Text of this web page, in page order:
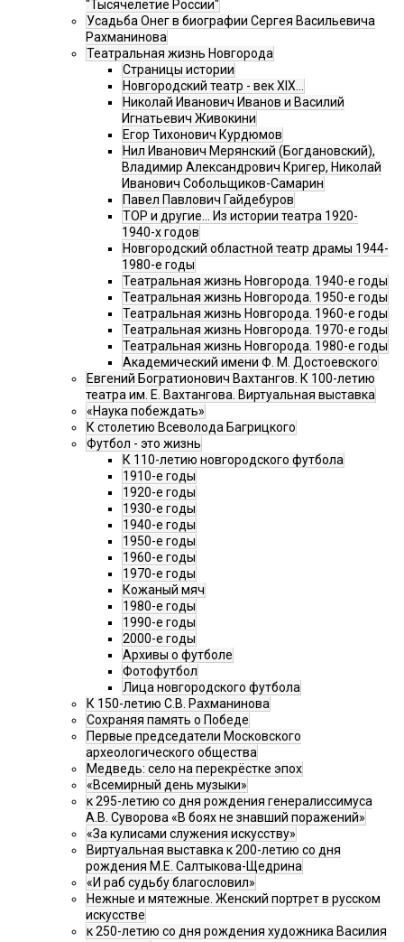
"Тысячелетие России"
Усадьба Онег в биографии Сергея Васильевича
Рахманинова
Театральная жизнь Новгорода
Страницы истории
Новгородский театр - век XIX…
Николай Иванович Иванов и Василий
Игнатьевич Живокини
Егор Тихонович Курдюмов
Нил Иванович Мерянский (Богдановский),
Владимир Александрович Кригер, Николай
Иванович Собольщиков-Самарин
Павел Павлович Гайдебуров
ТОР и другие… Из истории театра 1920-
1940-х годов
Новгородский областной театр драмы 1944-
1980-е годы
Театральная жизнь Новгорода. 1940-е годы
Театральная жизнь Новгорода. 1950-е годы
Театральная жизнь Новгорода. 1960-е годы
Театральная жизнь Новгорода. 1970-е годы
Театральная жизнь Новгорода. 1980-е годы
Академический имени Ф. М. Достоевского
Евгений Богратионович Вахтангов. К 100-летию
театра им. Е. Вахтангова. Виртуальная выставка
«Наука побеждать»
К столетию Всеволода Багрицкого
Футбол - это жизнь
К 110-летию новгородского футбола
1910-е годы
1920-е годы
1930-е годы
1940-е годы
1950-е годы
1960-е годы
1970-е годы
Кожаный мяч
1980-е годы
1990-е годы
2000-е годы
Архивы о футболе
Фотофутбол
Лица новгородского футбола
К 150-летию С.В. Рахманинова
Сохраняя память о Победе
Первые председатели Московского
археологического общества
Медведь: село на перекрёстке эпох
«Всемирный день музыки»
к 295-летию со дня рождения генералиссимуса
А.В. Суворова «В боях не знавший поражений»
«За кулисами служения искусству»
Виртуальная выставка к 200-летию со дня
рождения М.Е. Салтыкова-Щедрина
«И раб судьбу благословил»
Нежные и мятежные. Женский портрет в русском
искусстве
к 250-летию со дня рождения художника Василия